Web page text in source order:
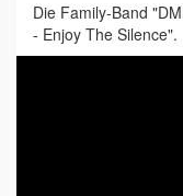
Die Family-Band
- Enjoy The Silence".